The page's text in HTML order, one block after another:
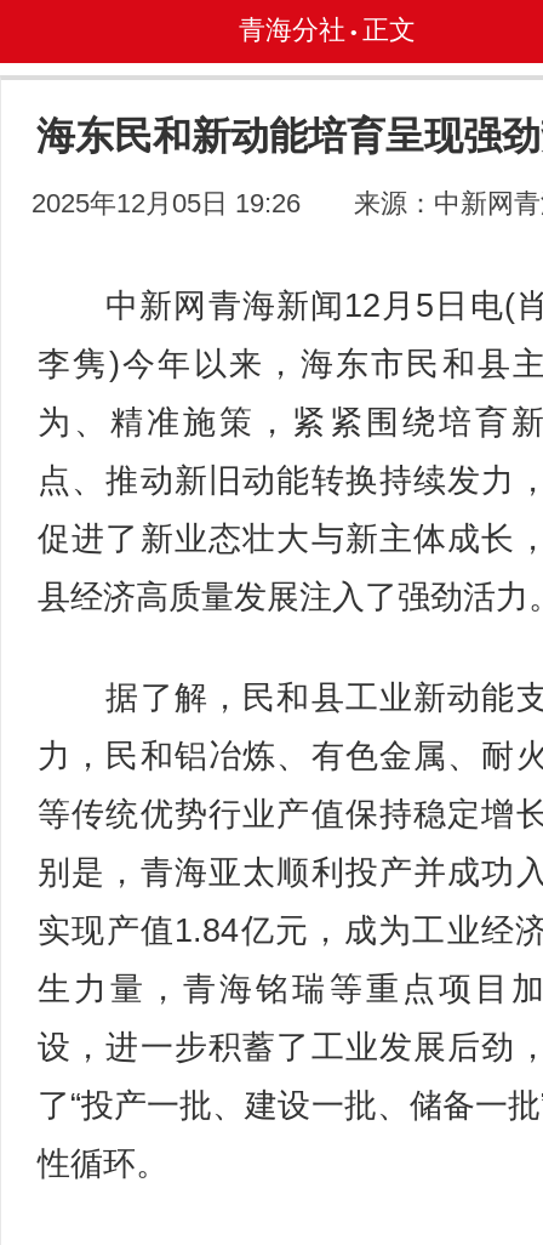
青海分社 • 正文
海东民和新动能培育呈现强
2025年12月05日 19:26 来源：中新网
中新网青海新闻12月5日电(
李隽)今年以来，海东市民和县
为、精准施策，紧紧围绕培育
点、推动新旧动能转换持续发力
促进了新业态壮大与新主体成长
县经济高质量发展注入了强劲活力
据了解，民和县工业新动能
力，民和铝冶炼、有色金属、耐
等传统优势行业产值保持稳定增
别是，青海亚太顺利投产并成功
实现产值1.84亿元，成为工业经
生力量，青海铭瑞等重点项目
设，进一步积蓄了工业发展后劲
了“投产一批、建设一批、储备一
性循环。